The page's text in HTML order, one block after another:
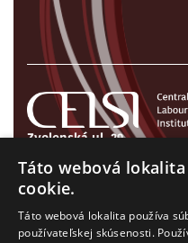
Zvolenská ul. 29
821 09 Bratislava,
Tel./Fax:+421 2 207 35 767
E-mail: info@celsi.sk
Táto webová
cookie.
Táto webová lokalita používa
používateľskej skúsenosti.